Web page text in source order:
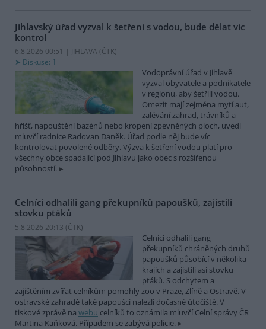
Jihlavský úřad vyzval k šetření s vodou, bude dělat víc
kontrol
6.8.2026 00:51 | JIHLAVA (ČTK)
Diskuse: 1
Vodoprávní úřad v Jihlavě
vyzval obyvatele a podnikatele
v regionu, aby šetřili vodou.
Omezit mají zejména mytí aut,
zalévání zahrad, trávníků a
hřišť, napouštění bazénů nebo kropení zpevněných ploch, uvedl
mluvčí radnice Radovan Daněk. Úřad podle něj bude víc
kontrolovat povolené odběry. Výzva k šetření vodou platí pro
všechny obce spadající pod Jihlavu jako obec s rozšířenou
působností.
Celníci odhalili gang překupníků papoušků, zajistili
stovku ptáků
5.8.2026 20:13 (ČTK)
Celníci odhalili gang
překupníků chráněných druhů
papoušků působící v několika
krajích a zajistili asi stovku
ptáků. S odchytem a
zajištěním zvířat celníkům pomohly zoo v Praze, Zlíně a Ostravě. V
ostravské zahradě také papoušci nalezli dočasné útočiště. V
tiskové zprávě na webu celníků to oznámila mluvčí Celní správy ČR
Martina Kaňková. Případem se zabývá policie.